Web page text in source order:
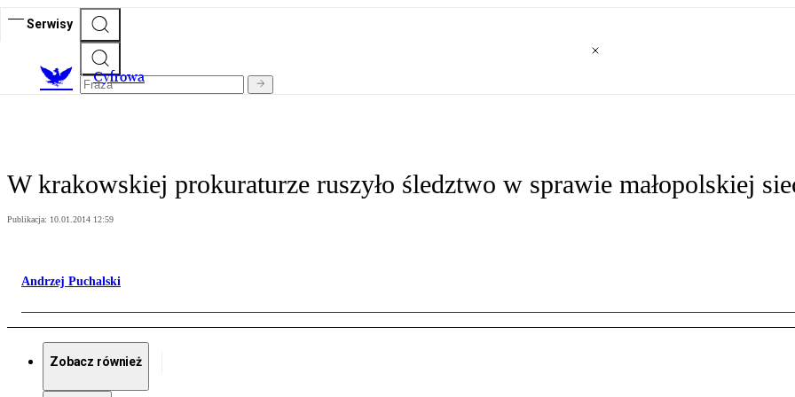
Serwisy
Cyfrowa
W krakowskiej prokuraturze ruszyło śledztwo w sprawie małopolskiej
Publikacja: 10.01.2014 12:59
Andrzej Puchalski
Zobacz również